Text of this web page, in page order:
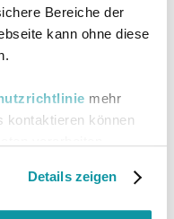
Bereiche der
kann ohne diese
mehr
kontaktieren können
Details zeigen